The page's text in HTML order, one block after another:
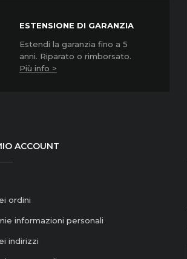
ESTENSIONE DI GARANZIA
Estendi la garanzia fino a 5
anni. Riparato o rimborsato.
Più info >
ACCOUNT
ordini
informazioni personali
indirizzi